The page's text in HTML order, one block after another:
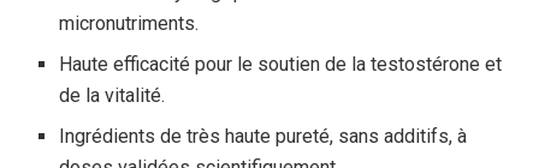
micronutriments.
Haute efficacité pour le soutien de la testostérone et
de la vitalité.
Ingrédients de très haute pureté, sans additifs, à